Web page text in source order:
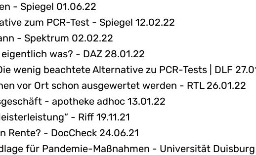
- Spiegel 01.06.22
zum PCR-Test - Spiegel 12.02.22
- Spektrum 02.02.22
eigentlich was? - DAZ 28.01.22
wenig beachtete Alternative zu PCR-Tests | DLF
vor Ort schon ausgewertet werden - RTL 26.01.22
- apotheke adhoc 13.01.22
- Riff 19.11.21
Rente? - DocCheck 24.06.21
für Pandemie-Maßnahmen - Universität Duisburg